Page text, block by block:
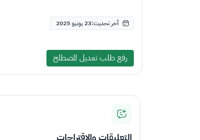
أخر تحديث:23 يونيو 2025
رفع طلب تعديل المصطلح
التعليقات والاقتراحات